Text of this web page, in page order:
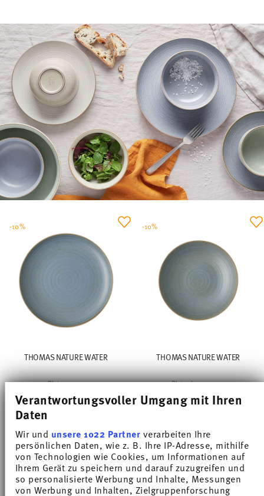
Verantwortungsvoller Umgang mit Ihren
Daten
Wir und unsere 1022 Partnerverarbeiten Ihre
persönlichen Daten, wie z. B. Ihre IP-Adresse, mithilfe
von Technologien wie Cookies, um Informationen auf
Ihrem Gerät zu speichern und darauf zuzugreifen und
so personalisierte Werbung und Inhalte, Messungen
von Werbung und Inhalten, Zielgruppenforschung
THOMAS NATURE WATER
Plate 27 cm
€ 17,91Price reduced from
€ 19,90to
30-day best price:
-10%
THOMAS NATURE WATER
Plate deep 23 cm
€ 17,91Price reduced from
€ 19,90to
-10%